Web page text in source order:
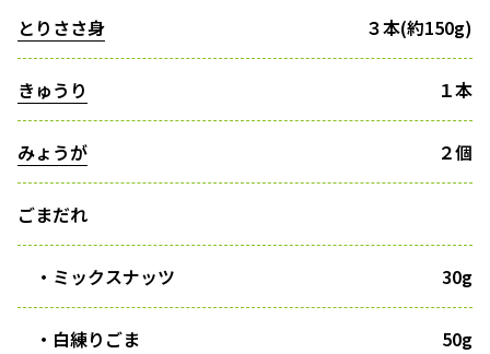
とりささ身 ３本(約150g)
きゅうり １本
みょうが ２個
ごまだれ
・ミックスナッツ 30g
・白練りごま 50g